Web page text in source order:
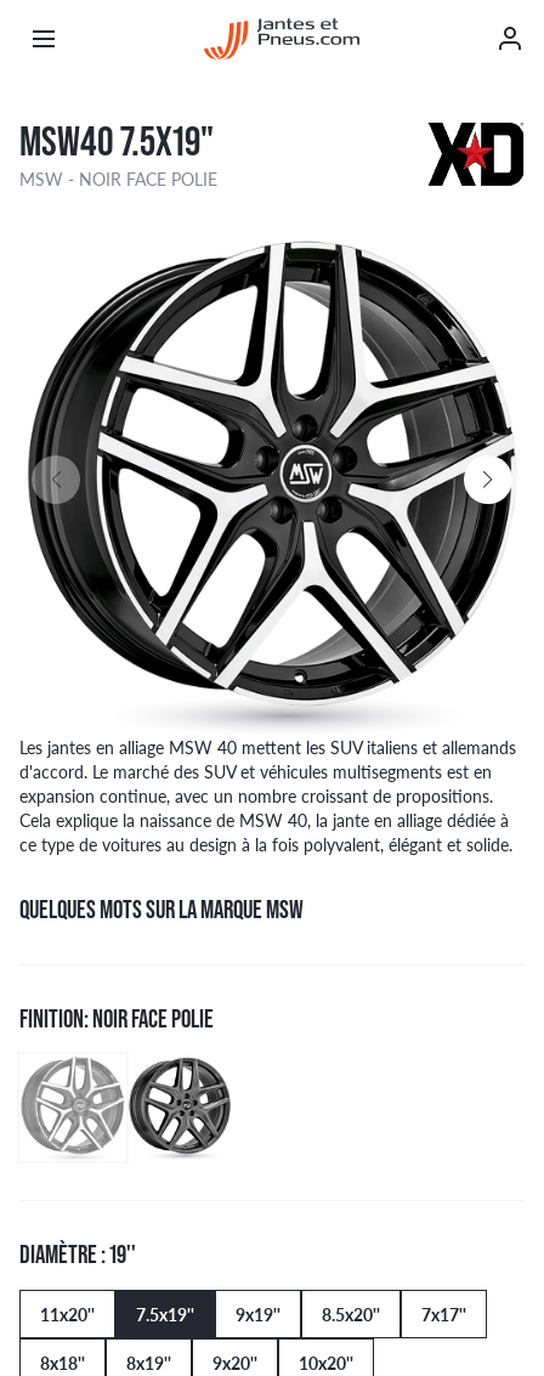
MSW40 7.5X19"
MSW - NOIR FACE POLIE
Les jantes en alliage MSW 40 mettent les SUV italiens et allemands
d'accord. Le marché des SUV et véhicules multisegments est en
expansion continue, avec un nombre croissant de propositions.
Cela explique la naissance de MSW 40, la jante en alliage dédiée à
ce type de voitures au design à la fois polyvalent, élégant et solide.
QUELQUES MOTS SUR LA MARQUE MSW
FINITION: NOIR FACE POLIE
DIAMÈTRE : 19''
11x20'' 7.5x19'' 9x19'' 8.5x20''
7x17''
8x18''
8x19'' 9x20'' 10x20''